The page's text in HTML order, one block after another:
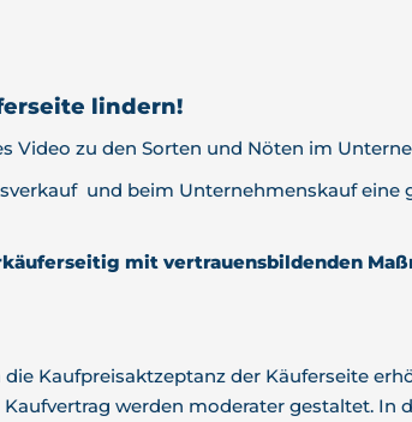
lindern!
Video zu den Sorten und Nöten im
und beim Unternehmenskauf eine
mit vertrauensbildenden
Kaufpreisaktzeptanz der Käuferseite
werden moderater gestaltet. In